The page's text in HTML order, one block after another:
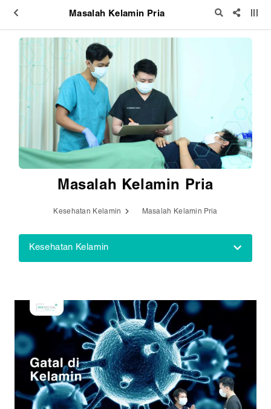
Masalah Kelamin Pria
Masalah Kelamin Pria
Kesehatan Kelamin Masalah Kelamin Pria
Kesehatan Kelamin